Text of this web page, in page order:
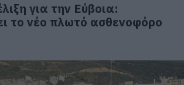
για την Εύβοια:
το νέο πλωτό ασθενοφόρο